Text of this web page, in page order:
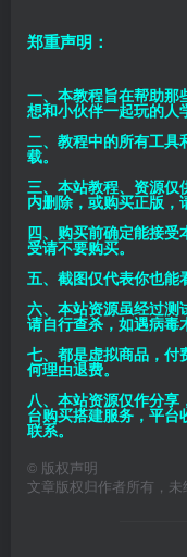
郑重声明：
一、本教程旨在帮助那
想和小伙伴一起玩的人
二、教程中的所有工具
载。
三、本站教程、资源
内删除，或购买正版，
四、购买前确定能接
受请不要购买。
五、截图仅代表你也能
六、本站资源虽经过测
请自行查杀，如遇病毒
七、都是虚拟商品，付
何理由退费。
八、本站资源仅作分
台购买搭建服务，平台
联系。
© 版权声明
文章版权归作者所有，未